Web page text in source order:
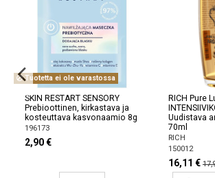
Tuotetta ei ole varastossa
SKIN RESTART SENSORY
Prebioottinen, kirkastava ja
kosteuttava kasvonaamio 8g
196173
2,90 €
RICH Pure
Uudistava
70ml
RICH
150012
16,11 €